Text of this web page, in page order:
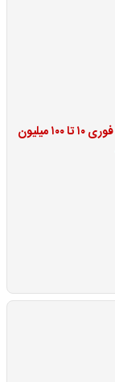
وام برای یارانه بگیران بدون ضامن | وام فوری ۱۰ تا ۱۰۰ میلیون